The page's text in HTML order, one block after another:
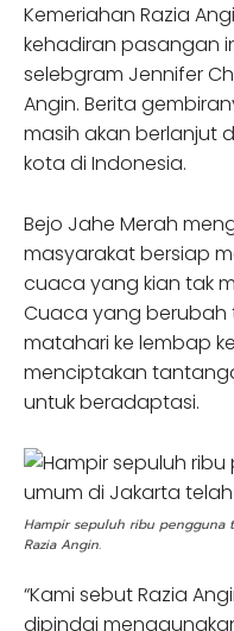
Kemeriahan Razia
kehadiran pasangan
selebgram Jennifer
Angin. Berita
masih akan berlanjut
kota di Indonesia.
Bejo Jahe Merah
masyarakat bersiap
cuaca yang kian tak
Cuaca yang
matahari ke lembap
menciptakan
untuk beradaptasi.
Hampir sepuluh ribu pengguna
Razia Angin.
“Kami sebut Razia
dipindai